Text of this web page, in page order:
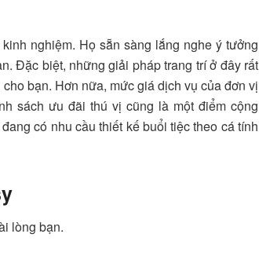
nghiệm. Họ sẵn sàng lắng nghe ý tưởng
Đặc biệt, những giải pháp trang trí ở đây rất
bạn. Hơn nữa, mức giá dịch vụ của đơn vị
sách ưu đãi thú vị cũng là một điểm cộng
có nhu cầu thiết kế buổi tiệc theo cá tính
lòng bạn.